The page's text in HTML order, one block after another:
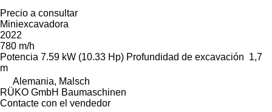
Precio a consultar
Miniexcavadora
2022
780 m/h
Potencia 7.59 kW (10.33 Hp) Profundidad de excavación 1,7
m
Alemania, Malsch
RÜKO GmbH Baumaschinen
Contacte con el vendedor